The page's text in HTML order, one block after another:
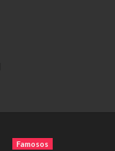
Famosos